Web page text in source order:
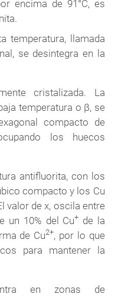
encima de 91°C, es
temperatura, llamada
se desintegra en la
cristalizada. La
temperatura o β, se
compacto de
los huecos
antifluorita, con los
compacto y los Cu
valor de x, oscila entre
un 10% del Cu+ de la
de Cu2+, por lo que
para mantener la
en zonas de